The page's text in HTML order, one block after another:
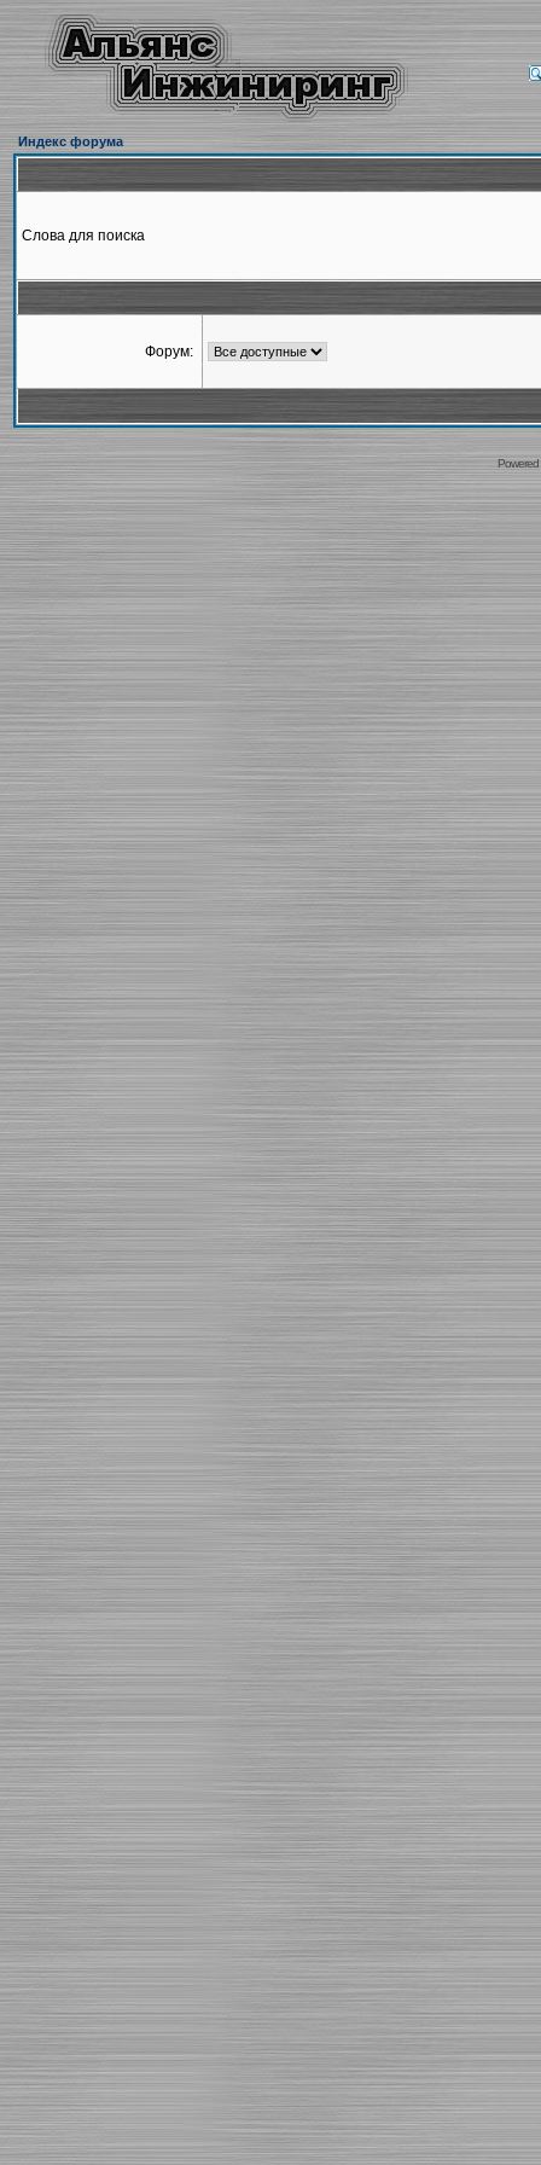
Индекс форума
Слова для поиска
Форум: